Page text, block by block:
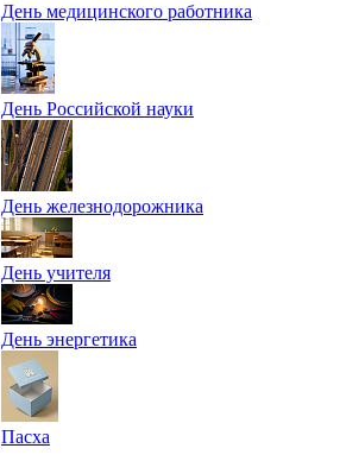
День медицинского работника
День Российской науки
День железнодорожника
День учителя
День энергетика
Пасха